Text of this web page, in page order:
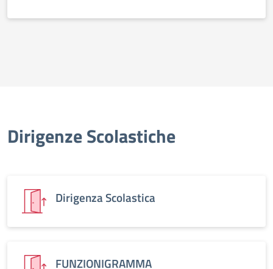
Dirigenze Scolastiche
Dirigenza Scolastica
FUNZIONIGRAMMA